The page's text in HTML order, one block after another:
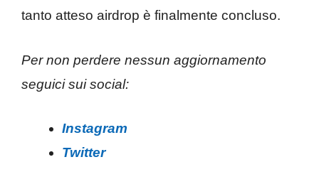
tanto atteso airdrop è finalmente concluso.
Per non perdere nessun aggiornamento
seguici sui social:
Instagram
Twitter